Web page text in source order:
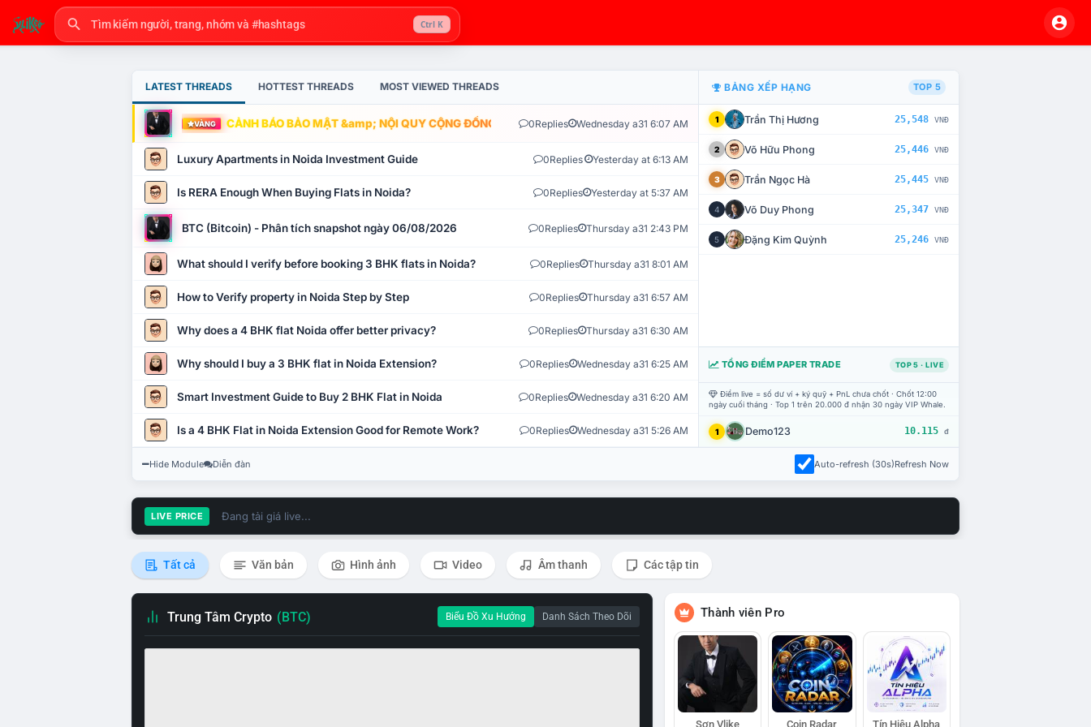
Ctrl K
LATEST THREADS HOTTEST THREADS MOST VIEWED THREADS
VÀNG CẢNH BÁO BẢO MẬT &amp; NỘI QUY CỘNG ĐỒNG VLIKE.VN: HỆ THỐNG GIÁM SÁT TỰ ĐỘNG VÀ CHẾ TÀI XỬ LÝ VI PHẠM
0Replies Wednesday a31 6:07 AM
Luxury Apartments in Noida Investment Guide 0Replies Yesterday at 6:13 AM
Is RERA Enough When Buying Flats in Noida? 0Replies Yesterday at 5:37 AM
BTC (Bitcoin) - Phân tích snapshot ngày 06/08/2026 0Replies Thursday a31 2:43 PM
What should I verify before booking 3 BHK flats in Noida? 0Replies Thursday a31 8:01 AM
How to Verify property in Noida Step by Step 0Replies Thursday a31 6:57 AM
Why does a 4 BHK flat Noida offer better privacy? 0Replies Thursday a31 6:30 AM
Why should I buy a 3 BHK flat in Noida Extension? 0Replies Wednesday a31 6:25 AM
Smart Investment Guide to Buy 2 BHK Flat in Noida 0Replies Wednesday a31 6:20 AM
Is a 4 BHK Flat in Noida Extension Good for Remote Work? 0Replies Wednesday a31 5:26 AM
BẢNG XẾP HẠNG TOP 5
1 Trần Thị Hương 25,548 VNĐ
2 Võ Hữu Phong 25,446 VNĐ
3 Trần Ngọc Hà 25,445 VNĐ
4 Võ Duy Phong 25,347 VNĐ
5 Đặng Kim Quỳnh 25,246 VNĐ
TỔNG ĐIỂM PAPER TRADE TOP 5 · LIVE
Điểm live = số dư ví + ký quỹ + PnL chưa chốt · Chốt 12:00
ngày cuối tháng · Top 1 trên 20.000 đ nhận 30 ngày VIP Whale.
1 Demo123 10.115 đ
Hide Module Diễn đàn Auto-refresh (30s)Refresh Now
LIVE PRICE Đang tải giá live...
Tất cả Văn bản Hình ảnh Video Âm thanh Các tập tin
Trung Tâm Crypto (BTC) Biểu Đồ Xu Hướng Danh Sách Theo Dõi Thành viên Pro
Sơn Vlike Coin Radar Tín Hiệu Alpha